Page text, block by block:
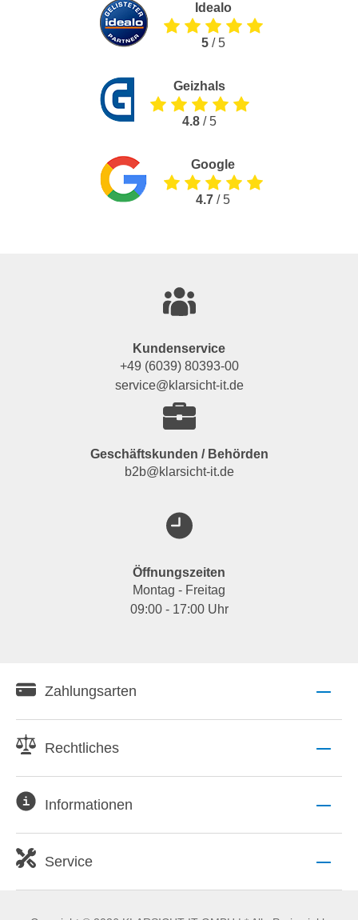
Idealo
5/ 5
Geizhals
4.8 / 5
Google
4.7 / 5
Kundenservice
+49 (6039) 80393-00
service@klarsicht-it.de
Geschäftskunden / Behörden
b2b@klarsicht-it.de
Öffnungszeiten
Montag - Freitag
09:00 - 17:00 Uhr
Zahlungsarten
Rechtliches
Informationen
Service